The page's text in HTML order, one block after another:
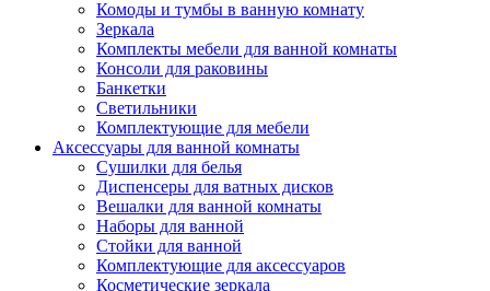
Комоды и тумбы в ванную комнату
Зеркала
Комплекты мебели для ванной комнаты
Консоли для раковины
Банкетки
Светильники
Комплектующие для мебели
Аксессуары для ванной комнаты
Сушилки для белья
Диспенсеры для ватных дисков
Вешалки для ванной комнаты
Наборы для ванной
Стойки для ванной
Комплектующие для аксессуаров
Косметические зеркала